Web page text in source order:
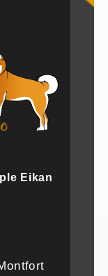
Eikan